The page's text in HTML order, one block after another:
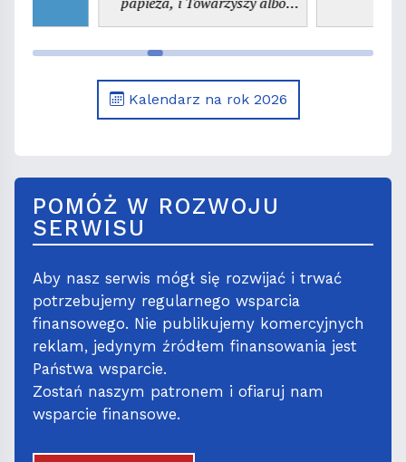
Kalendarz na rok 2026
POMÓŻ W ROZWOJU
SERWISU
Aby nasz serwis mógł się rozwijać i trwać
potrzebujemy regularnego wsparcia
finansowego. Nie publikujemy komercyjnych
reklam, jedynym źródłem finansowania jest
Państwa wsparcie.
Zostań naszym patronem i ofiaruj nam
wsparcie finansowe.